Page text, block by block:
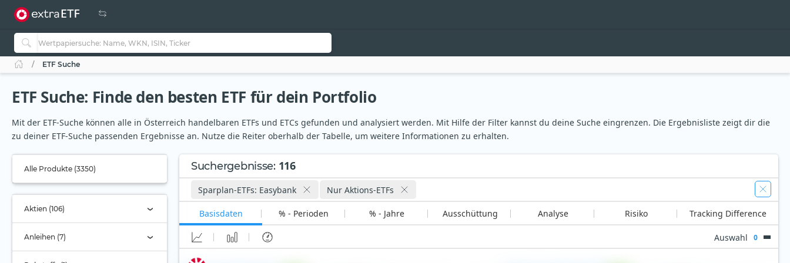
ETF Suche
ETF Suche: Finde den besten ETF für dein Portfolio
Mit der ETF-Suche können alle in Österreich handelbaren ETFs und ETCs gefunden und analysiert werden. Mit Hilfe der Filter kannst du deine Suche eingrenzen. Die Ergebnisliste zeigt dir die
zu deiner ETF-Suche passenden Ergebnisse an. Nutze die Reiter oberhalb der Tabelle, um weitere Informationen zu erhalten.
Alle Produkte (3350)
Aktien (106)
Anleihen (7)
Suchergebnisse: 116
Sparplan-ETFs: Easybank Nur Aktions-ETFs
Basisdaten % - Perioden % - Jahre Ausschüttung Analyse Risiko Tracking Difference
Auswahl 0